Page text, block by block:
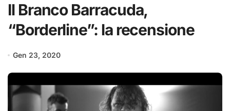
Il Branco Barracuda,
“Borderline”: la recensione
Gen 23, 2020